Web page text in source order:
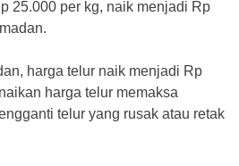
25.000 per kg, naik menjadi Rp
harga telur naik menjadi Rp
harga telur memaksa
telur yang rusak atau retak